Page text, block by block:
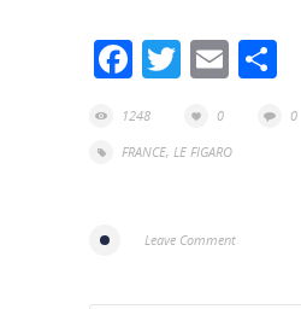
Facebook
TwitterEmail
1248 0
0
FRANCE, LE FIGARO
Leave Comment